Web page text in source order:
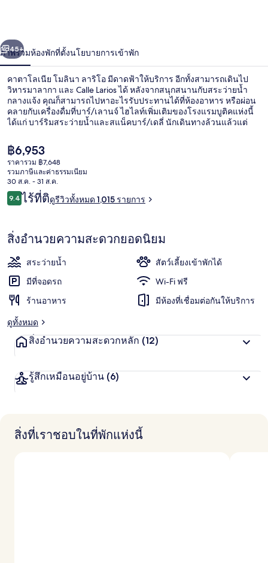
โม
ลินา
ลา
ริโอ
า
ถัดไป
45+
ภาพรวมห้องพักที่ตั้งนโยบายการเข้าพัก
คาตาโลเนีย โมลินา ลาริโอ มีดาดฟ้าให้บริการ อีกทั้งสามารถเดินไป
วิหารมาลากา และ Calle Larios ได้ หลังจากสนุกสนานกับสระว่ายน้ำ
กลางแจ้ง คุณก็สามารถไปหาอะไรรับประทานได้ที่ห้องอาหาร หรือผ่อน
คลายกับเครื่องดื่มที่บาร์/เลานจ์ ไฮไลท์เพิ่มเติมของโรงแรมบูติคแห่งนี้
ได้แก่ บาร์ริมสระว่ายน้ำและสแน็คบาร์/เดลี่ นักเดินทางล้วนแล้วแต่
La Marina และ 11 นาทีถึง สถานี La Malagueta
ราคา
ปัจจุบัน
฿6,953
฿6,953
ราคารวม ฿7,648
รวมภาษีและค่าธรรมเนียม
30 ส.ค. - 31 ส.ค.
รีวิว
9.49.4 จาก 10
ไร้ที่ติดูรีวิวทั้งหมด 1,015 รายการ
สิ่งอำนวยความสะดวกยอดนิยม
สระว่ายน้ำ
สัตว์เลี้ยงเข้าพักได้
มีที่จอดรถ
Wi-Fi ฟรี
ร้านอาหาร
มีห้องที่เชื่อมต่อกันให้บริการ
ดูทั้งหมด
สิ่งอำนวยความสะดวกหลัก (12)
รู้สึกเหมือนอยู่บ้าน (6)
สิ่งที่เราชอบในที่พักแห่งนี้